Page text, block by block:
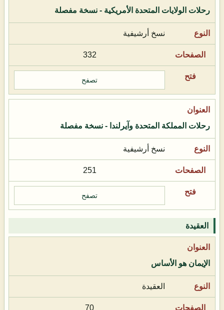
رحلات الولايات المتحدة الأمريكية - نسخة مفصلة
نسخ أرشيفية
332
تصفح
رحلات المملكة المتحدة وآيرلندا - نسخة مفصلة
نسخ أرشيفية
251
تصفح
العقيدة
الإيمان هو الأساس
العقيدة
70